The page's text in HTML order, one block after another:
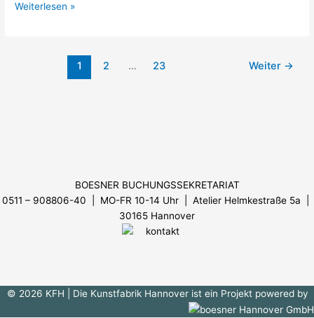
Weiterlesen »
1 2 … 23 Weiter →
BOESNER BUCHUNGSSEKRETARIAT
0511 – 908806-40 | MO-FR 10-14 Uhr
| Atelier Helmkestraße 5a |
30165 Hannover
© 2026 KFH | Die Kunstfabrik Hannover ist ein Projekt powered by